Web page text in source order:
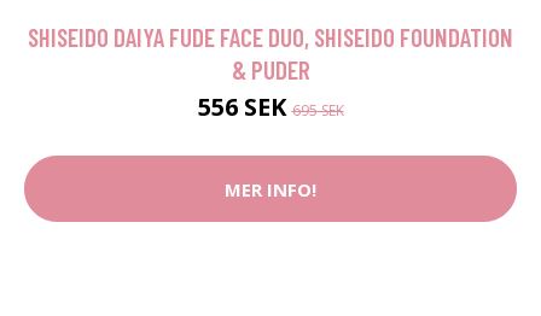
SHISEIDO DAIYA FUDE FACE DUO, SHISEIDO FOUNDATION
& PUDER
556 SEK695 SEK
MER INFO!